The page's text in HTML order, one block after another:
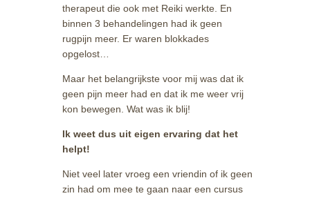
therapeut die ook met Reiki werkte. En
binnen 3 behandelingen had ik geen
rugpijn meer. Er waren blokkades
opgelost…
Maar het belangrijkste voor mij was dat ik
geen pijn meer had en dat ik me weer vrij
kon bewegen. Wat was ik blij!
Ik weet dus uit eigen ervaring dat het
helpt!
Niet veel later vroeg een vriendin of ik geen
zin had om mee te gaan naar een cursus